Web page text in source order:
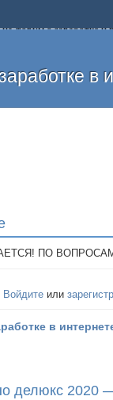
форум о заработке
Если вы знаете,
вложений и
в
ПО ВОПРОСАМ
Войдите или
в
делюкс 2020